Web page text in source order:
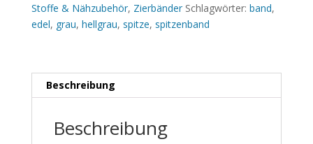
Stoffe & Nähzubehör, Zierbänder Schlagwörter: band,
edel, grau, hellgrau, spitze, spitzenband
Beschreibung
Beschreibung